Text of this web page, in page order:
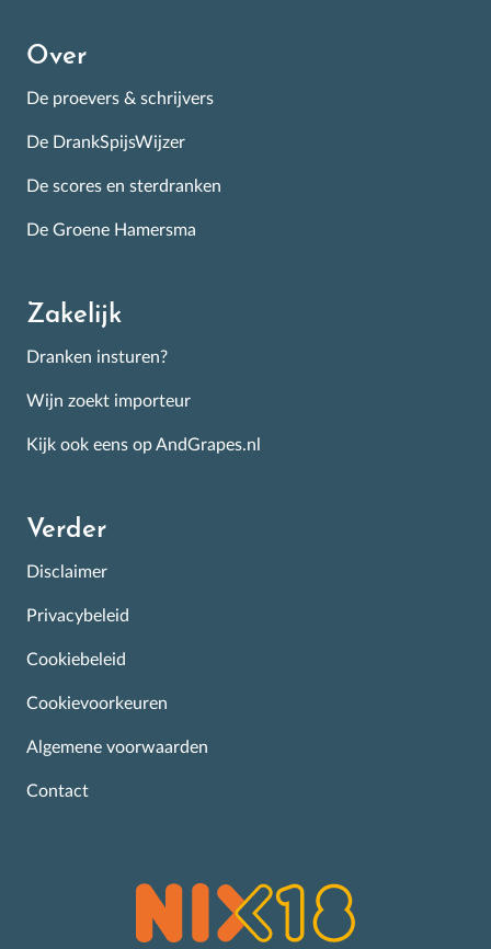
Over
De proevers & schrijvers
De DrankSpijsWijzer
De scores en sterdranken
De Groene Hamersma
Zakelijk
Dranken insturen?
Wijn zoekt importeur
Kijk ook eens op AndGrapes.nl
Verder
Disclaimer
Privacybeleid
Cookiebeleid
Cookievoorkeuren
Algemene voorwaarden
Contact